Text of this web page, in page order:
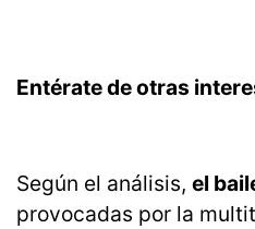
Entérate de otras
Según el análisis, el
provocadas por la